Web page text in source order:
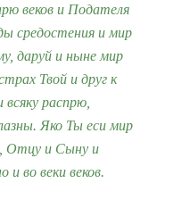
веков и Подателя
средостения и мир
даруй и ныне мир
Твой и друг к
всяку распрю,
Яко Ты еси мир
Отцу и Сыну и
и во веки веков.